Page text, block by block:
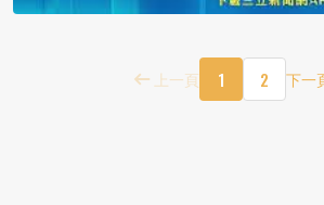
上一頁 1 2 下一